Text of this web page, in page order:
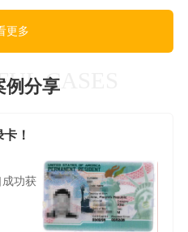
更多
CASES
例分享
！
功获